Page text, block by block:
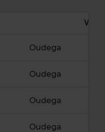
U
Wijk
Oudega
Oudega
Oudega
Oudega